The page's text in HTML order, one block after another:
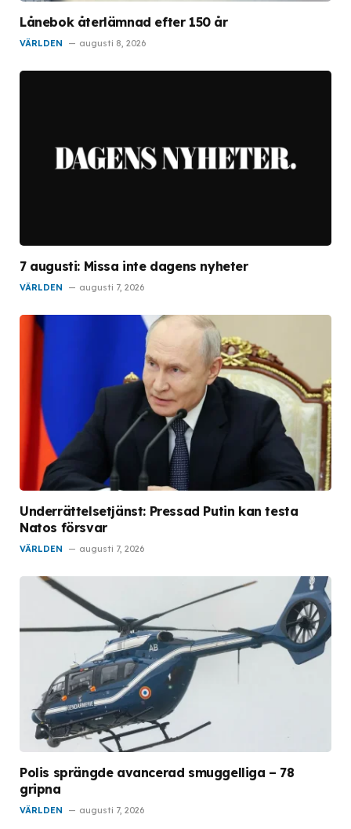
Lånebok återlämnad efter 150 år
VÄRLDEN augusti 8, 2026
7 augusti: Missa inte dagens nyheter
VÄRLDEN augusti 7, 2026
Underrättelsetjänst: Pressad Putin kan testa
Natos försvar
VÄRLDEN augusti 7, 2026
Polis sprängde avancerad smuggelliga – 78
gripna
VÄRLDEN augusti 7, 2026